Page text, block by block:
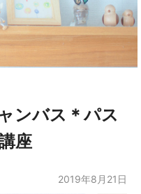
ンバス＊パス
座
2019年8月21日